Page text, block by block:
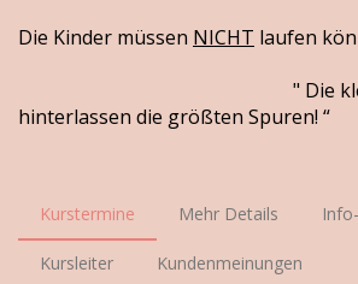
Die Kinder müssen NICHT laufen
" Die kleinsten
hinterlassen die größten Spuren! “
Kurstermine Mehr Details
Kursleiter Kundenmeinungen